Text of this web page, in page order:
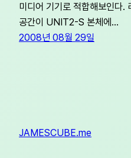
미디어 기기로 적합해보인다.
공간이 UNIT2-S 본체에…
2008년 08월 29일
JAMESCUBE.me